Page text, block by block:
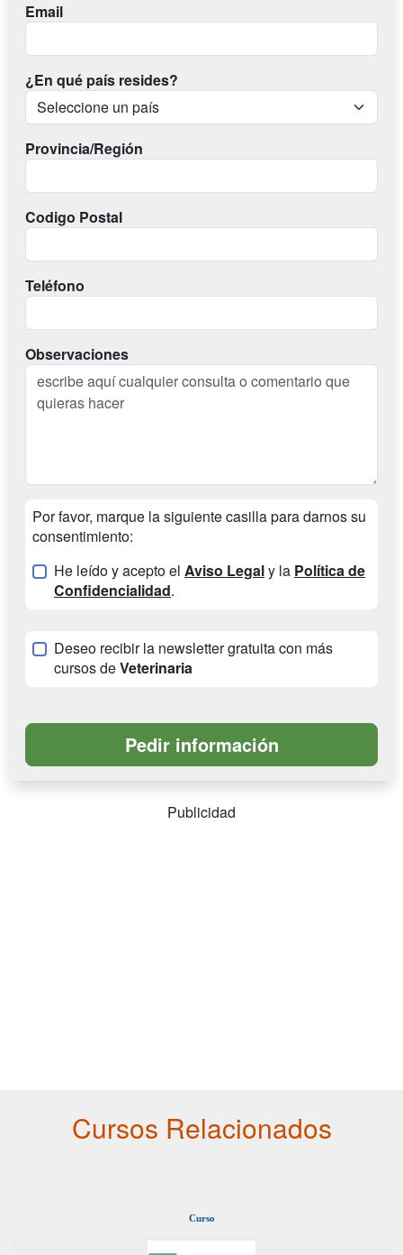
Email
¿En qué país resides?
Provincia/Región
Codigo Postal
Teléfono
Observaciones
Por favor, marque la siguiente casilla para darnos su
consentimiento:
He leído y acepto el Aviso Legaly la Política de
Confidencialidad.
Deseo recibir la newsletter gratuita con más
cursos deVeterinaria
Publicidad
Cursos Relacionados
Curso